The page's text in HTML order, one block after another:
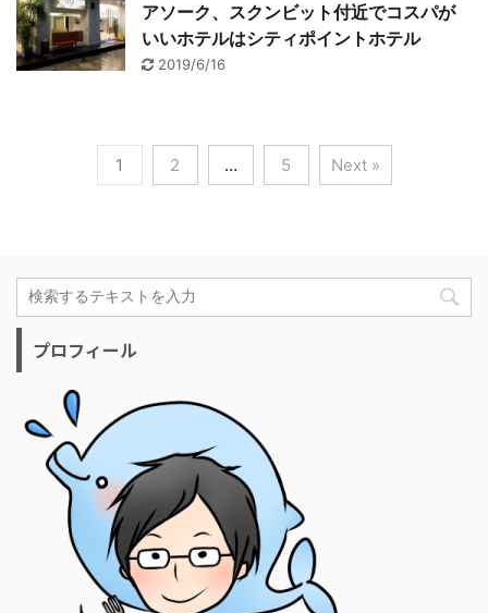
アソーク、スクンビット付近でコスパが
いいホテルはシティポイントホテル
2019/6/16
1 2 … 5 Next »
プロフィール